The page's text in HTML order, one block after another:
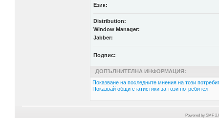
Език:
Distribution:
Window Manager:
Jabber:
Подпис:
ДОПЪЛНИТЕЛНА ИНФОРМАЦИЯ:
Показване на последните мнения на този
Показвай общи статистики за този потребител.
Powered by SMF